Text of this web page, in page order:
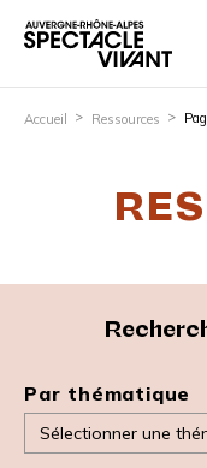
Accueil Ressources
Par thématique